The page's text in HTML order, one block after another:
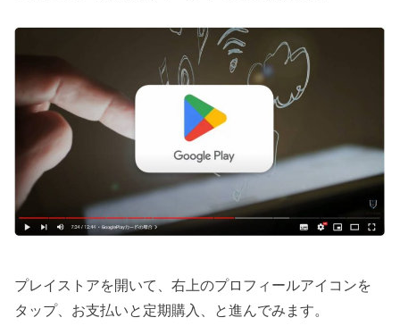
プレイストアを開いて、右上のプロフィールアイコンを
タップ、お支払いと定期購入、と進んでみます。